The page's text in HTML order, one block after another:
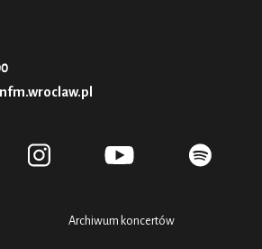
Archiwum koncertów